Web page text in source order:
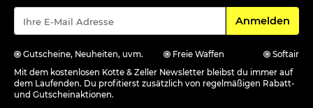
Für den
Anmelden
Gutscheine, Neuheiten, uvm. Freie Waffen
Softair
Mit dem kostenlosen Kotte & Zeller Newsletter bleibst du immer auf
dem Laufenden. Du profitierst zusätzlich von regelmäßigen Rabatt-
und Gutscheinaktionen.